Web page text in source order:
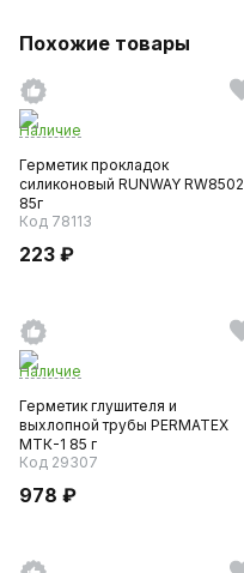
Похожие товары
Наличие
Герметик прокладок
силиконовый RUNWAY RW8502
85г
Код 78113
223 ₽
Наличие
Герметик глушителя и
выхлопной трубы PERMATEX
МТК-1 85 г
Код 29307
978 ₽